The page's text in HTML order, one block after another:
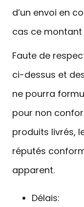
d’un envoi en
cas ce montant
Faute de
ci-dessus et
ne pourra
pour non
produits livrés,
réputés
apparent.
Délais: